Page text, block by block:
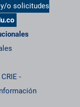
o solicitudes
-